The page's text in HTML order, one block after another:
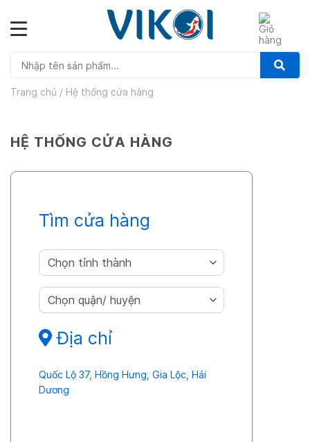
content
Trang chủ / Hệ thống cửa hàng
HỆ THỐNG CỬA HÀNG
Tìm cửa hàng
Địa chỉ
Quốc Lộ 37, Hồng Hưng, Gia Lộc, Hải
Dương